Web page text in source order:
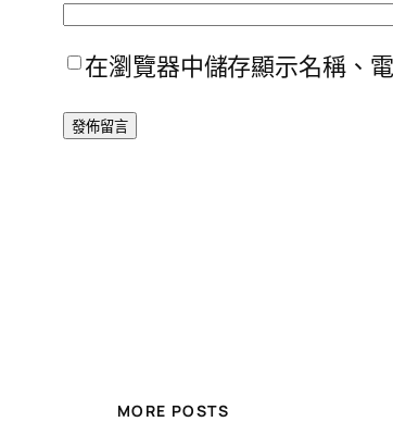
在瀏覽器中儲存顯示名稱、
MORE POSTS